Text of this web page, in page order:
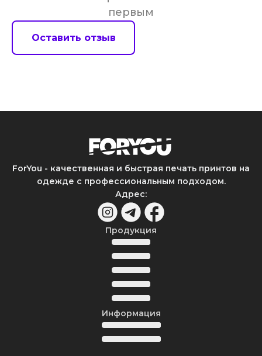
первым
Оставить отзыв
ForYou - качественная и быстрая печать принтов на
одежде с профессиональным подходом.
Адрес:
Продукция
Информация